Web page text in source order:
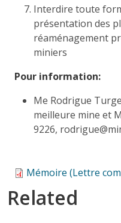
Interdire toute
présentation des
réaménagement
miniers
Pour information:
Me Rodrigue
meilleure mine et
9226,
Mémoire (Lettre
Related